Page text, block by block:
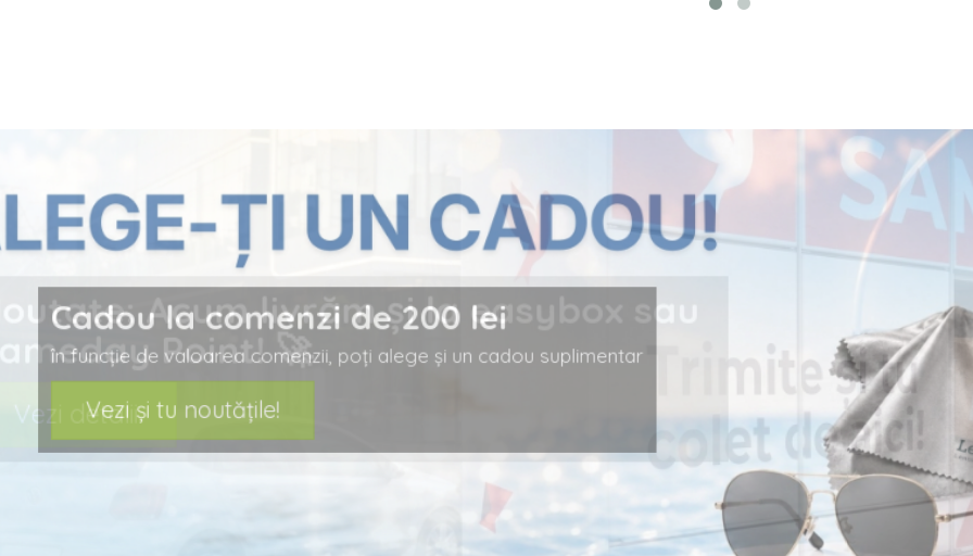
Cadou la comenzi de 200 lei
în funcție de valoarea comenzii, poți alege și un cadou suplimentar
Vezi și tu noutățile!